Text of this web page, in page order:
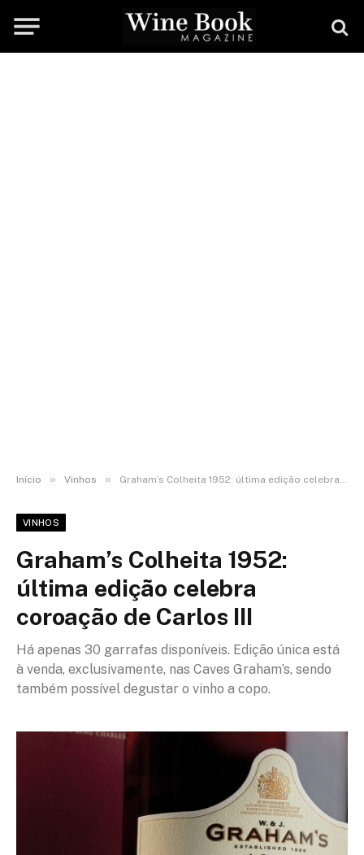
Início » Vinhos » Graham’s Colheita 1952: última edição celebra coroação de Carlos III
VINHOS
Graham’s Colheita 1952:
última edição celebra
coroação de Carlos III
Há apenas 30 garrafas disponíveis. Edição única está
à venda, exclusivamente, nas Caves Graham’s, sendo
também possível degustar o vinho a copo.